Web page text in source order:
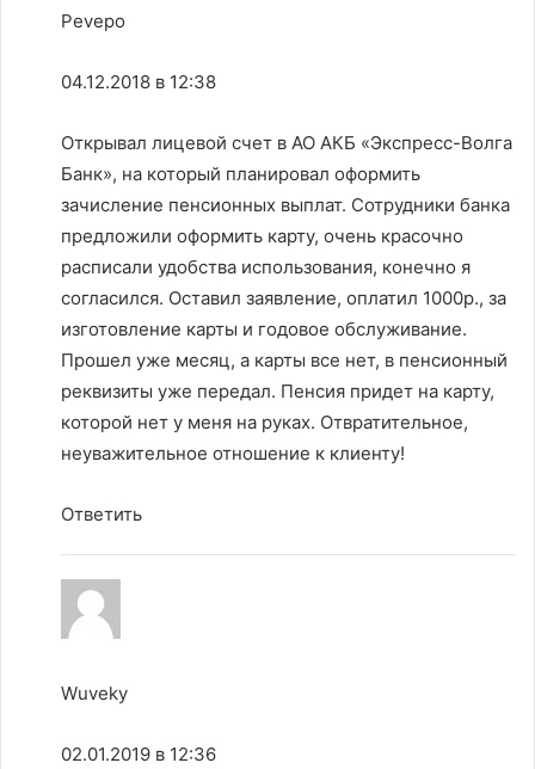
Pevepo
04.12.2018 в 12:38
Открывал лицевой счет в АО АКБ «Экспресс-Волга
Банк», на который планировал оформить
зачисление пенсионных выплат. Сотрудники банка
предложили оформить карту, очень красочно
расписали удобства использования, конечно я
согласился. Оставил заявление, оплатил 1000р., за
изготовление карты и годовое обслуживание.
Прошел уже месяц, а карты все нет, в пенсионный
реквизиты уже передал. Пенсия придет на карту,
которой нет у меня на руках. Отвратительное,
неуважительное отношение к клиенту!
Ответить
Wuveky
02.01.2019 в 12:36